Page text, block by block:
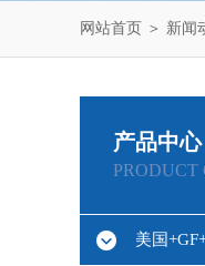
网站首页 ＞ 新闻
产品中心
PRODUCT
美国